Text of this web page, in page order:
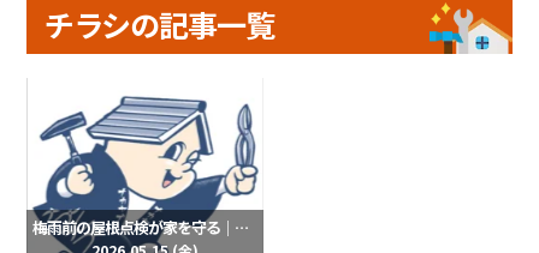
チラシの記事一覧
梅雨前の屋根点検が家を守る｜なかやぶ屋根工事店 5月のご案内